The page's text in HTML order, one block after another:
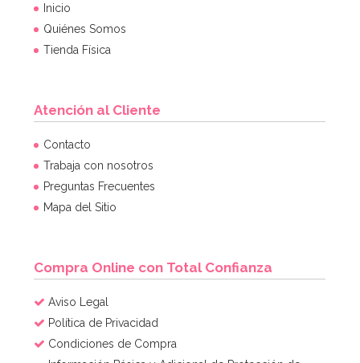
Inicio
Quiénes Somos
Tienda Física
Atención al Cliente
Contacto
Trabaja con nosotros
Preguntas Frecuentes
Mapa del Sitio
Compra Online con Total Confianza
Aviso Legal
Política de Privacidad
Condiciones de Compra